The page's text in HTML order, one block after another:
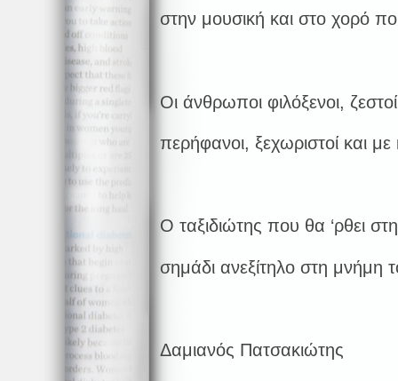
στην μουσική και στο χορό
Οι άνθρωποι φιλόξενοι,
περήφανοι, ξεχωριστοί και
Ο ταξιδιώτης που θα ‘ρθει
σημάδι ανεξίτηλο στη μνήμη
Δαμιανός Πατσακιώτης